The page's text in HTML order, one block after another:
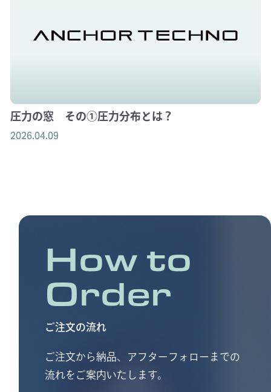
圧力の窓 その①圧力分布とは？
2026.04.09
How to
Order
ご注文の流れ
ご注文から納品、アフターフォローまでの
流れをご案内いたします。